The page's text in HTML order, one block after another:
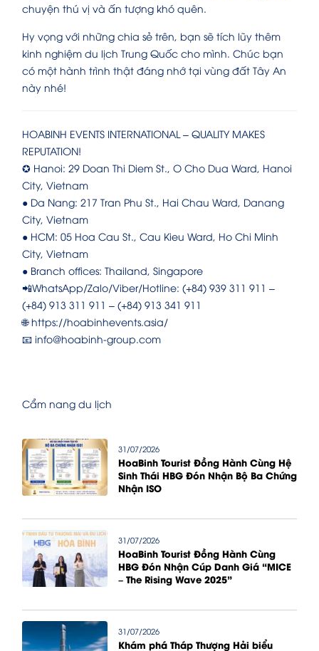
chuyện thú vị và ấn tượng khó quên.
Hy vọng với những chia sẻ trên, bạn sẽ tích lũy thêm
kinh nghiệm du lịch Trung Quốc cho mình. Chúc bạn
có một hành trình thật đáng nhớ tại vùng đất Tây An
này nhé!
HOABINH EVENTS INTERNATIONAL – QUALITY MAKES
REPUTATION!
✪ Hanoi: 29 Doan Thi Diem St., O Cho Dua Ward, Hanoi
City, Vietnam
● Da Nang: 217 Tran Phu St., Hai Chau Ward, Danang
City, Vietnam
● HCM: 05 Hoa Cau St., Cau Kieu Ward, Ho Chi Minh
City, Vietnam
● Branch offices: Thailand, Singapore
📲WhatsApp/Zalo/Viber/Hotline: (+84) 939 311 911 –
(+84) 913 311 911 – (+84) 913 341 911
🌐 https://hoabinhevents.asia/
📧 info@hoabinh-group.com
Cẩm nang du lịch
31/07/2026
HoaBinh Tourist Đồng Hành Cùng Hệ
Sinh Thái HBG Đón Nhận Bộ Ba Chứng
Nhận ISO
31/07/2026
HoaBinh Tourist Đồng Hành Cùng
HBG Đón Nhận Cúp Danh Giá “MICE
– The Rising Wave 2025”
31/07/2026
Khám phá Tháp Thượng Hải biểu